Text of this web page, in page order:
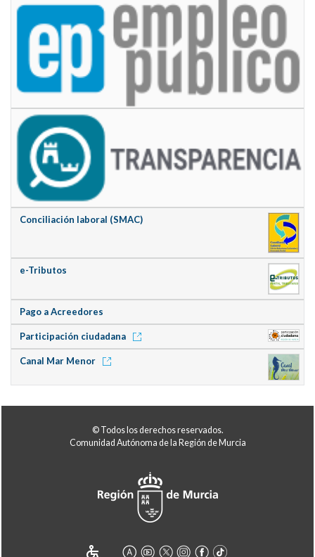
Conciliación laboral (SMAC)
e-Tributos
Pago a Acreedores
Participación ciudadana
Canal Mar Menor
© Todos los derechos reservados.
Comunidad Autónoma de la Región de Murcia